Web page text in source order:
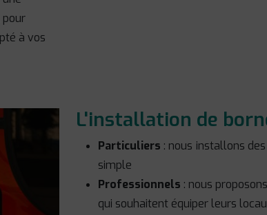
pour
à vos
L'installation de
Particuliers : nous installons
simple
Professionnels : nous
qui souhaitent équiper leurs